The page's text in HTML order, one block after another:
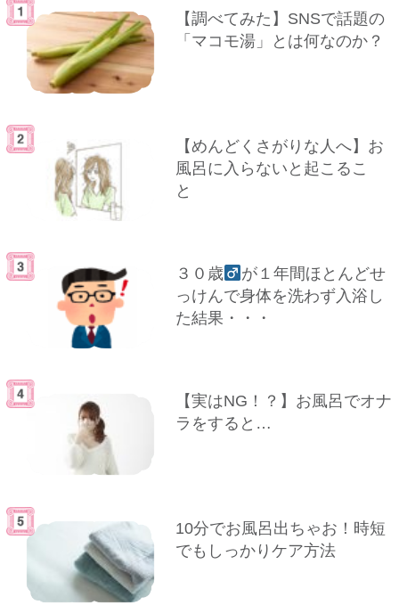
【調べてみた】SNSで話題の
「マコモ湯」とは何なのか？
【めんどくさがりな人へ】お
風呂に入らないと起こるこ
と
３０歳
が１年間ほとんどせ
っけんで身体を洗わず入浴し
た結果・・・
【実はNG！？】お風呂でオナ
ラをすると…
10分でお風呂出ちゃお！時短
でもしっかりケア方法